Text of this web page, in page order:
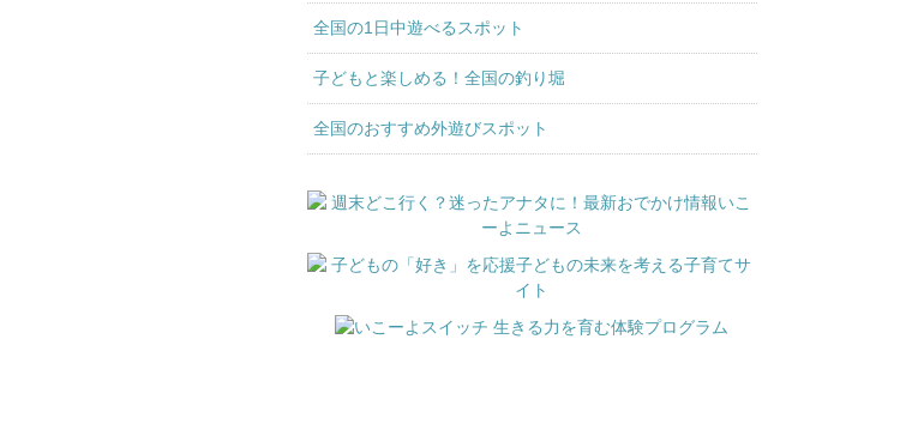
全国の1日中遊べるスポット
子どもと楽しめる！全国の釣り堀
全国のおすすめ外遊びスポット